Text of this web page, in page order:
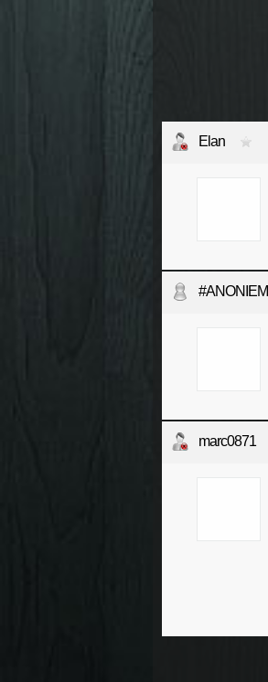
Elan
#ANONIEM
marc0871